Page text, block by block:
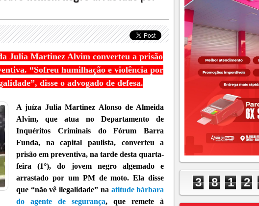
Julia Martinez Alvim converteu a prisão
“Sofreu humilhação e violência por
disse o advogado de defesa.
A juíza Julia Martinez Alonso de Almeida
Alvim, que atua no Departamento de
Inquéritos Criminais do Fórum Barra
Funda, na capital paulista, converteu a
prisão em preventiva, na tarde desta quarta-
feira (1°), do jovem negro algemado e
arrastado por um PM de moto. Ela disse
que “não vê ilegalidade” na atitude bárbara
do agente de segurança, que remete à
3 8 1 2